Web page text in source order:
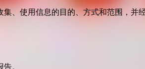
、使用信息的目的、方式和范围，并
。